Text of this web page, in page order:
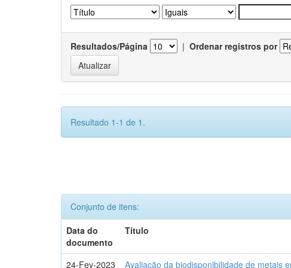
Resultados/Página | Ordenar registros por
Resultado 1-1 de 1.
Conjunto de itens:
Data do
documento
Título
24-Fev-2023 Avaliação da biodisponibilidade de metais